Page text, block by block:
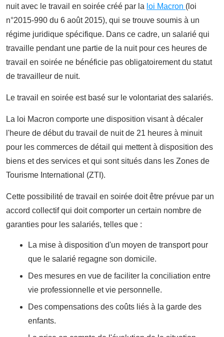
nuit avec le travail en soirée créé par la loi Macron (loi
n°2015-990 du 6 août 2015), qui se trouve soumis à un
régime juridique spécifique. Dans ce cadre, un salarié qui
travaille pendant une partie de la nuit pour ces heures de
travail en soirée ne bénéficie pas obligatoirement du statut
de travailleur de nuit.
Le travail en soirée est basé sur le volontariat des salariés.
La loi Macron comporte une disposition visant à décaler
l'heure de début du travail de nuit de 21 heures à minuit
pour les commerces de détail qui mettent à disposition des
biens et des services et qui sont situés dans les Zones de
Tourisme International (ZTI).
Cette possibilité de travail en soirée doit être prévue par un
accord collectif qui doit comporter un certain nombre de
garanties pour les salariés, telles que :
La mise à disposition d'un moyen de transport pour
que le salarié regagne son domicile.
Des mesures en vue de faciliter la conciliation entre
vie professionnelle et vie personnelle.
Des compensations des coûts liés à la garde des
enfants.